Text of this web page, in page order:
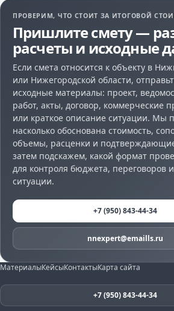
ПРОВЕРИМ, ЧТО СТОИТ ЗА ИТОГОВОЙ
Пришлите смету —
расчеты и исходные
Если смета относится к объекту в
или Нижегородской области,
исходные материалы: проект,
работ, акты, договор, коммерческие
или краткое описание ситуации. Мы
насколько обоснована стоимость,
объемы, расценки и
затем подскажем, какой формат
для контроля бюджета, переговоров
ситуации.
+7 (950) 843-44-34
nnexpert@emaills.ru
МатериалыКейсыКонтактыКарта сайта
+7 (950) 843-44-34